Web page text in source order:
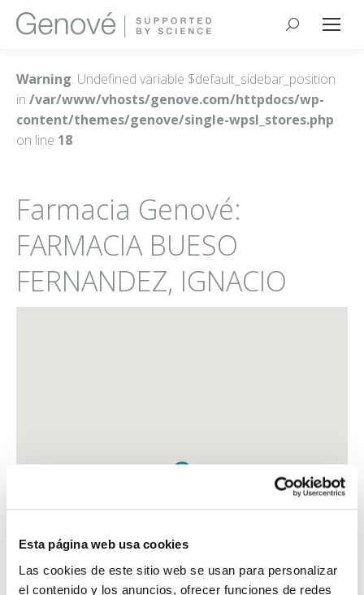
Esta página web usa cookies
Las cookies de este sitio web se usan para personalizar
el contenido y los anuncios, ofrecer funciones de redes
Buscar:
Warning: Undefined variable $default_sidebar_position
in /var/www/vhosts/genove.com/httpdocs/wp-
content/themes/genove/single-wpsl_stores.php
on line 18
Farmacia Genové:
FARMACIA BUESO
FERNANDEZ, IGNACIO